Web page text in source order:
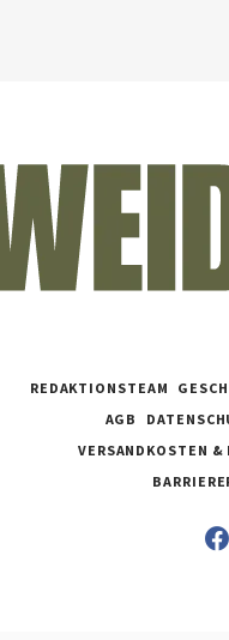
REDAKTIONSTEAM
AGB
VERSANDKOSTEN &